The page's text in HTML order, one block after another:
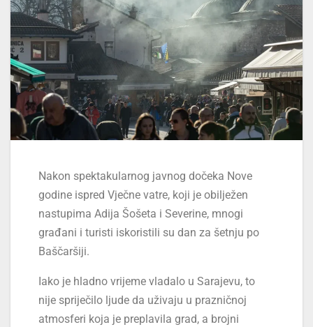
Nakon spektakularnog javnog dočeka Nove
godine ispred Vječne vatre, koji je obilježen
nastupima Adija Šošeta i Severine, mnogi
građani i turisti iskoristili su dan za šetnju po
Baščaršiji.
Iako je hladno vrijeme vladalo u Sarajevu, to
nije spriječilo ljude da uživaju u prazničnoj
atmosferi koja je preplavila grad, a brojni